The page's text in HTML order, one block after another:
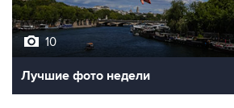
10
Лучшие фото недели